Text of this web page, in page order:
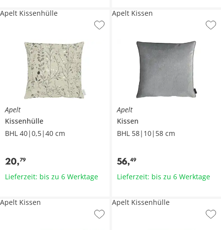
Apelt
Kissenhülle
BHL 40|0,5|40 cm
20,79
Apelt Kissenhülle
Lieferzeit: bis zu 6 Werktage
Apelt
Kissen
BHL 58|10|58 cm
56,49
Apelt Kissen
Lieferzeit: bis zu 6 Werktage
Apelt Kissen Apelt Kissenhülle